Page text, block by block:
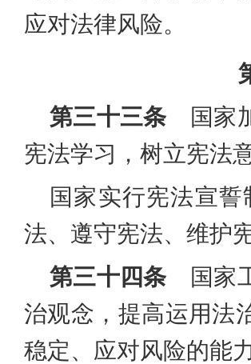
应对法律风险。
第三十三条 国家
宪法学习，树立宪法
国家实行宪法宣
法、遵守宪法、维护宪
第三十四条 国家
治观念，提高运用法
稳定、应对风险的能力